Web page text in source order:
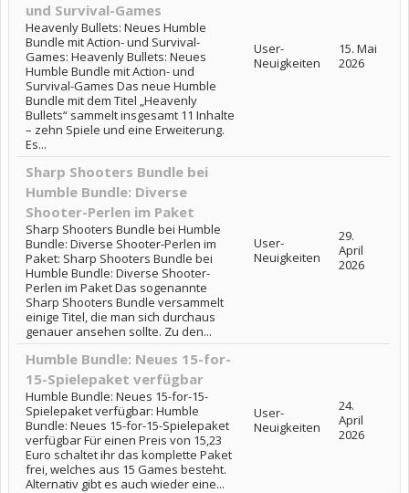
und Survival-Games
Heavenly Bullets: Neues Humble
Bundle mit Action- und Survival-
Games: Heavenly Bullets: Neues
Humble Bundle mit Action- und
Survival-Games Das neue Humble
Bundle mit dem Titel „Heavenly
Bullets“ sammelt insgesamt 11 Inhalte
– zehn Spiele und eine Erweiterung.
Es...
User-
Neuigkeiten
15. Mai
2026
Sharp Shooters Bundle bei
Humble Bundle: Diverse
Shooter-Perlen im Paket
Sharp Shooters Bundle bei Humble
Bundle: Diverse Shooter-Perlen im
Paket: Sharp Shooters Bundle bei
Humble Bundle: Diverse Shooter-
Perlen im Paket Das sogenannte
Sharp Shooters Bundle versammelt
einige Titel, die man sich durchaus
genauer ansehen sollte. Zu den...
User-
Neuigkeiten
29.
April
2026
Humble Bundle: Neues 15-for-
15-Spielepaket verfügbar
Humble Bundle: Neues 15-for-15-
Spielepaket verfügbar: Humble
Bundle: Neues 15-for-15-Spielepaket
verfügbar Für einen Preis von 15,23
Euro schaltet ihr das komplette Paket
frei, welches aus 15 Games besteht.
Alternativ gibt es auch wieder eine...
User-
Neuigkeiten
24.
April
2026